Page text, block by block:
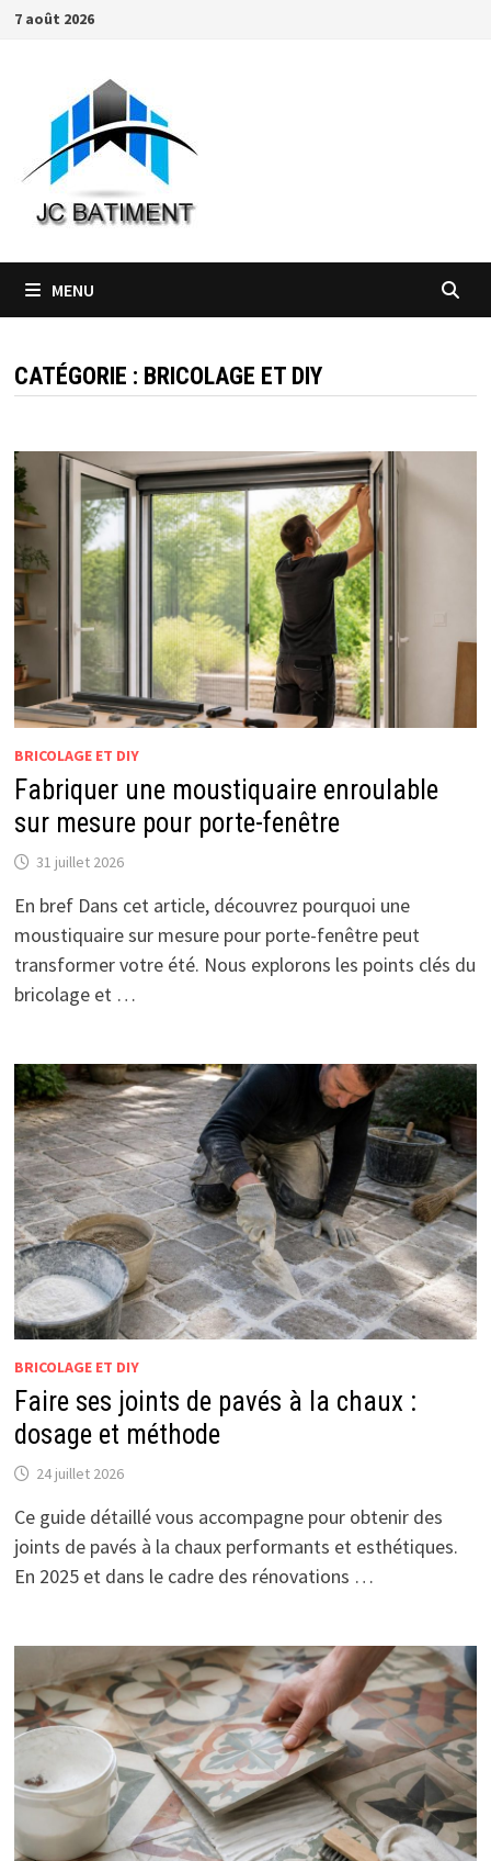
Passer
7 août 2026
MENU
CATÉGORIE : BRICOLAGE ET DIY
BRICOLAGE ET DIY
Fabriquer une moustiquaire enroulable
sur mesure pour porte-fenêtre
31 juillet 2026
En bref Dans cet article, découvrez pourquoi une
moustiquaire sur mesure pour porte-fenêtre peut
transformer votre été. Nous explorons les points clés du
bricolage et …
BRICOLAGE ET DIY
Faire ses joints de pavés à la chaux :
dosage et méthode
24 juillet 2026
Ce guide détaillé vous accompagne pour obtenir des
joints de pavés à la chaux performants et esthétiques.
En 2025 et dans le cadre des rénovations …